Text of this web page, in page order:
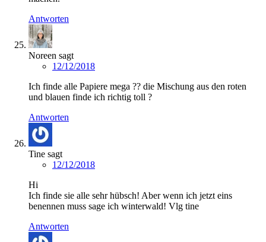
Antworten
Noreen sagt
12/12/2018
Ich finde alle Papiere mega ?? die Mischung aus den roten
und blauen finde ich richtig toll ?
Antworten
Tine sagt
12/12/2018
Hi
Ich finde sie alle sehr hübsch! Aber wenn ich jetzt eins
benennen muss sage ich winterwald! Vlg tine
Antworten